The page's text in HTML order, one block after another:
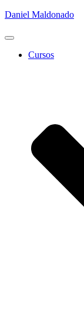
Daniel Maldonado
Cambiar
Cursos